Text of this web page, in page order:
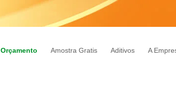
Orçamento Amostra Gratis Aditivos A